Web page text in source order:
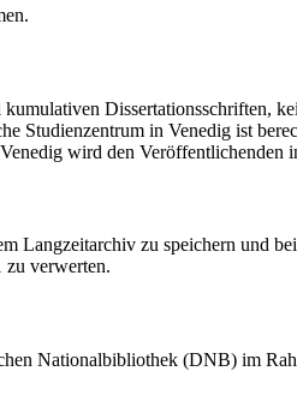
Dissertationsschriften,
Studienzentrum in Venedig ist
wird den Veröffentlichenden
Langzeitarchiv zu speichern und
zu verwerten.
Nationalbibliothek (DNB) im